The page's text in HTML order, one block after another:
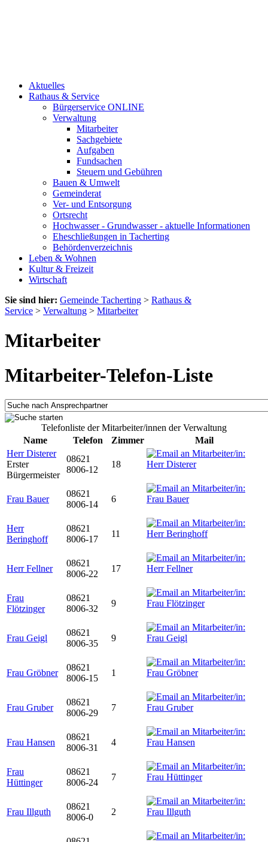
Aktuelles
Rathaus & Service
Bürgerservice ONLINE
Verwaltung
Mitarbeiter
Sachgebiete
Aufgaben
Fundsachen
Steuern und Gebühren
Bauen & Umwelt
Gemeinderat
Ver- und Entsorgung
Ortsrecht
Hochwasser - Grundwasser - aktuelle Informationen
Eheschließungen in Tacherting
Behördenverzeichnis
Leben & Wohnen
Kultur & Freizeit
Wirtschaft
Sie sind hier: Gemeinde Tacherting > Rathaus &
Service > Verwaltung > Mitarbeiter
Mitarbeiter
Mitarbeiter-Telefon-Liste
Telefonliste der Mitarbeiter/innen der Verwaltung
Name
Telefon Zimmer
Mail
Herr Disterer
Erster
Bürgermeister
08621
8006-12
18
Frau Bauer
08621
8006-14
6
Herr
Beringhoff
08621
8006-17
11
Herr Fellner
08621
8006-22
17
Frau
Flötzinger
08621
8006-32
9
Frau Geigl
08621
8006-35
9
Frau Gröbner
08621
8006-15
1
Frau Gruber
08621
8006-29
7
Frau Hansen
08621
8006-31
4
Frau
Hüttinger
08621
8006-24
7
Frau Illguth
08621
8006-0
2